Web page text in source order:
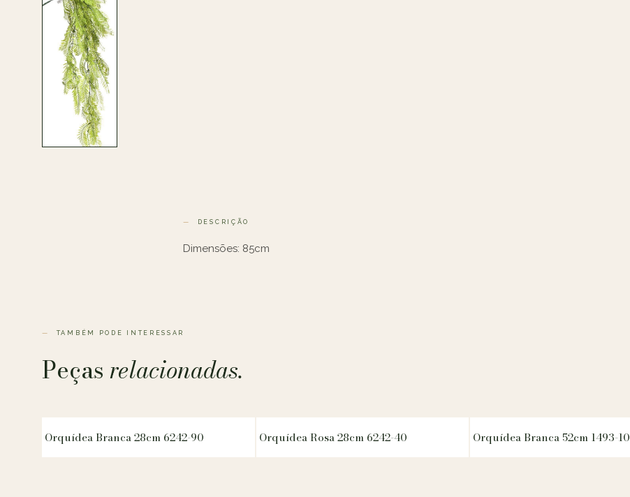
DESCRIÇÃO
Dimensões: 85cm
TAMBÉM PODE INTERESSAR
Peçasrelacionadas.
Orquídea Branca 28cm 6242-90 Orquídea Rosa 28cm 6242-40 Orquídea Branca 52cm 1493-10